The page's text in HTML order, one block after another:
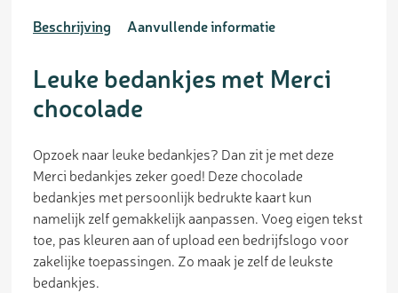
Beschrijving Aanvullende informatie
Leuke bedankjes met Merci
chocolade
Opzoek naar leuke bedankjes? Dan zit je met deze
Merci bedankjes zeker goed! Deze chocolade
bedankjes met persoonlijk bedrukte kaart kun
namelijk zelf gemakkelijk aanpassen. Voeg eigen tekst
toe, pas kleuren aan of upload een bedrijfslogo voor
zakelijke toepassingen. Zo maak je zelf de leukste
bedankjes.